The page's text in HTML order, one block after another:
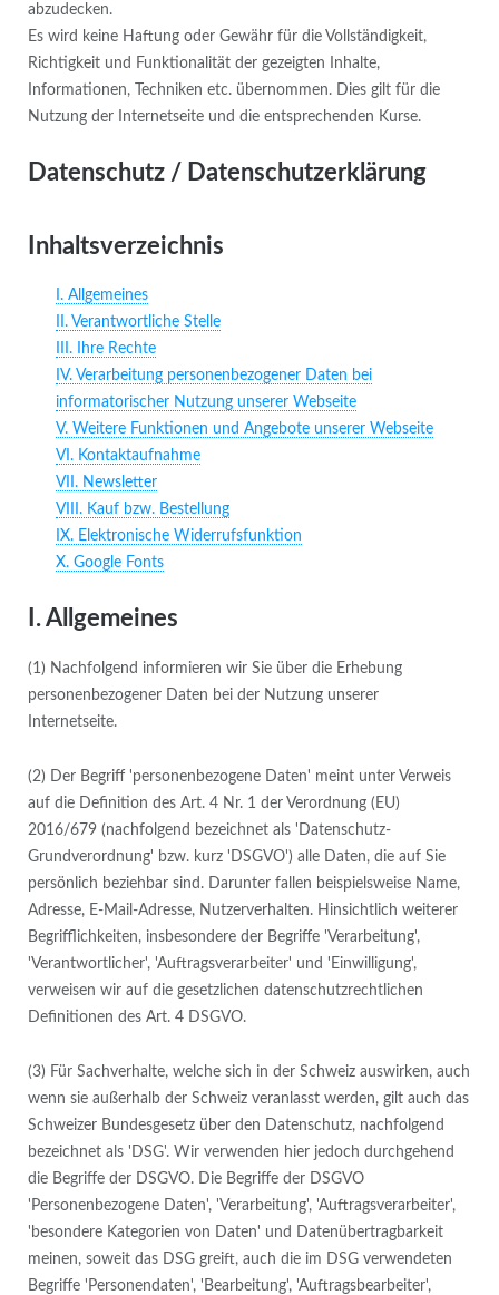
abzudecken.
Es wird keine Haftung oder Gewähr für die Vollständigkeit,
Richtigkeit und Funktionalität der gezeigten Inhalte,
Informationen, Techniken etc. übernommen. Dies gilt für die
Nutzung der Internetseite und die entsprechenden Kurse.
Datenschutz / Datenschutzerklärung
Inhaltsverzeichnis
I. Allgemeines
II. Verantwortliche Stelle
III. Ihre Rechte
IV. Verarbeitung personenbezogener Daten bei
informatorischer Nutzung unserer Webseite
V. Weitere Funktionen und Angebote unserer Webseite
VI. Kontaktaufnahme
VII. Newsletter
VIII. Kauf bzw. Bestellung
IX. Elektronische Widerrufsfunktion
X. Google Fonts
I. Allgemeines
(1) Nachfolgend informieren wir Sie über die Erhebung
personenbezogener Daten bei der Nutzung unserer
Internetseite.
(2) Der Begriff 'personenbezogene Daten' meint unter Verweis
auf die Definition des Art. 4 Nr. 1 der Verordnung (EU)
2016/679 (nachfolgend bezeichnet als 'Datenschutz-
Grundverordnung' bzw. kurz 'DSGVO') alle Daten, die auf Sie
persönlich beziehbar sind. Darunter fallen beispielsweise Name,
Adresse, E-Mail-Adresse, Nutzerverhalten. Hinsichtlich weiterer
Begrifflichkeiten, insbesondere der Begriffe 'Verarbeitung',
'Verantwortlicher', 'Auftragsverarbeiter' und 'Einwilligung',
verweisen wir auf die gesetzlichen datenschutzrechtlichen
Definitionen des Art. 4 DSGVO.
(3) Für Sachverhalte, welche sich in der Schweiz auswirken, auch
wenn sie außerhalb der Schweiz veranlasst werden, gilt auch das
Schweizer Bundesgesetz über den Datenschutz, nachfolgend
bezeichnet als 'DSG'. Wir verwenden hier jedoch durchgehend
die Begriffe der DSGVO. Die Begriffe der DSGVO
'Personenbezogene Daten', 'Verarbeitung', 'Auftragsverarbeiter',
'besondere Kategorien von Daten' und Datenübertragbarkeit
meinen, soweit das DSG greift, auch die im DSG verwendeten
Begriffe 'Personendaten', 'Bearbeitung', 'Auftragsbearbeiter',